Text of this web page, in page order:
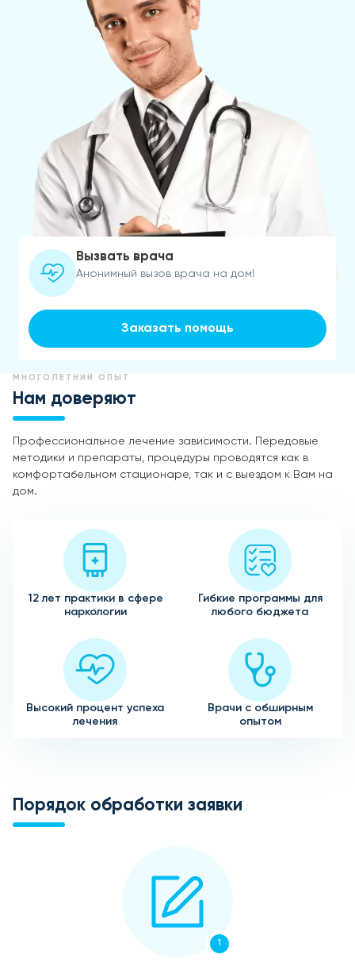
Вызвать врача
Анонимный вызов врача на дом!
Заказать помощь
МНОГОЛЕТНИЙ ОПЫТ
Нам доверяют
Профессиональное лечение зависимости. Передовые
методики и препараты, процедуры проводятся как в
комфортабельном стационаре, так и с выездом к Вам на
дом.
12 лет практики в сфере
наркологии
Гибкие программы для
любого бюджета
Высокий процент успеха
лечения
Врачи с обширным
опытом
Порядок обработки заявки
1